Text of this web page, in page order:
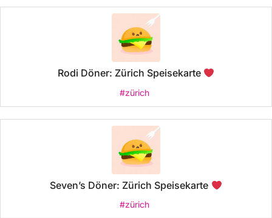
Rodi Döner: Zürich Speisekarte
#zürich
Seven’s Döner: Zürich Speisekarte
#zürich